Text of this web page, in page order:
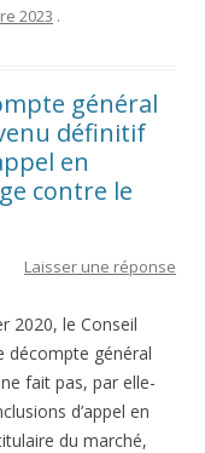
2023 .
général
définitif
en
contre le
Laisser une réponse
2020, le Conseil
décompte général
fait pas, par elle-
d’appel en
du marché,